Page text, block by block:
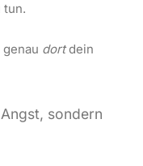
tun.
dortdein
sondern